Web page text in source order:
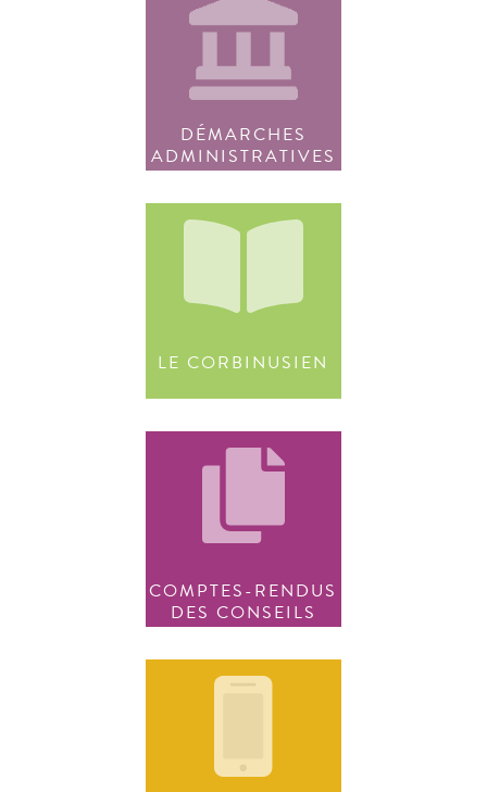
DÉMARCHES
ADMINISTRATIVES
LE CORBINUSIEN
COMPTES-RENDUS
DES CONSEILS